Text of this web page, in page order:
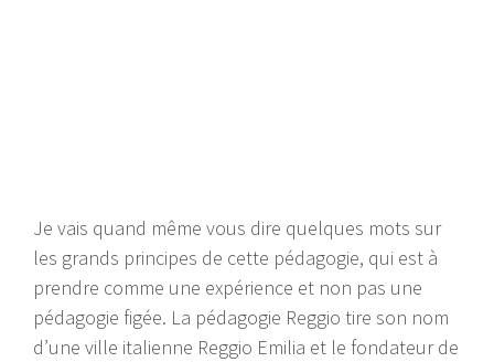
Je vais quand même vous dire quelques mots sur
les grands principes de cette pédagogie, qui est à
prendre comme une expérience et non pas une
pédagogie figée. La pédagogie Reggio tire son nom
d’une ville italienne Reggio Emilia et le fondateur de